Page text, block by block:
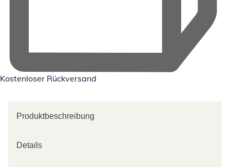
Kostenloser Rückversand
Produktbeschreibung
Details